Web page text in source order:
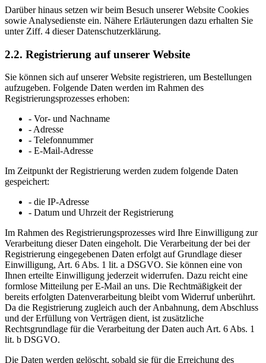
Darüber hinaus setzen wir beim Besuch unserer Website Cookies
sowie Analysedienste ein. Nähere Erläuterungen dazu erhalten Sie
unter Ziff. 4 dieser Datenschutzerklärung.
2.2. Registrierung auf unserer Website
Sie können sich auf unserer Website registrieren, um Bestellungen
aufzugeben. Folgende Daten werden im Rahmen des
Registrierungsprozesses erhoben:
- Vor- und Nachname
- Adresse
- Telefonnummer
- E-Mail-Adresse
Im Zeitpunkt der Registrierung werden zudem folgende Daten
gespeichert:
- die IP-Adresse
- Datum und Uhrzeit der Registrierung
Im Rahmen des Registrierungsprozesses wird Ihre Einwilligung zur
Verarbeitung dieser Daten eingeholt. Die Verarbeitung der bei der
Registrierung eingegebenen Daten erfolgt auf Grundlage dieser
Einwilligung, Art. 6 Abs. 1 lit. a DSGVO. Sie können eine von
Ihnen erteilte Einwilligung jederzeit widerrufen. Dazu reicht eine
formlose Mitteilung per E-Mail an uns. Die Rechtmäßigkeit der
bereits erfolgten Datenverarbeitung bleibt vom Widerruf unberührt.
Da die Registrierung zugleich auch der Anbahnung, dem Abschluss
und der Erfüllung von Verträgen dient, ist zusätzliche
Rechtsgrundlage für die Verarbeitung der Daten auch Art. 6 Abs. 1
lit. b DSGVO.
Die Daten werden gelöscht, sobald sie für die Erreichung des